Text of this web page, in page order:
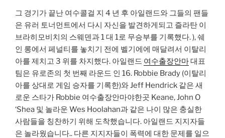
그 경기가 끝난 여수콜걸 지 4 년 후 아일랜드와 그들의 팬들
은 유러 토너먼트에서 다시 자신을 발견하게되고 즐라탄 이
브라히모비치의 스웨덴과 1 대 1로 무승부를 기록했다. ), 쉐
인 롱에서 페널티를 놓치기 전에 벨기에에 매달려서 이탈리
아를 제치고 3 위를 차지했다. 아일랜드 여수출장안마대표
팀은 유로존의 첫 번째 라운드 인 16. Robbie Brady (이탈리
아를 상대로 게임 승자를 기록한)와 Jeff Hendrick 같은 새
로운 스타가 Robbie 여수출장안마야한곳 Keane, John O
‘Shea 및 놀라운 Wes Hoolahan과 같은 나이 많은 충실한
사람들을 칭찬하기 위해 도착했습니다. 아일랜드 지지자들
은 놀라웠습니다.. 다른 지지자들이 폭력에 대한 문제를 일으